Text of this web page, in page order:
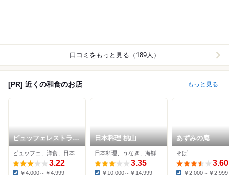
口コミをもっと見る（189人）
[PR] 近くの和食のお店 もっと見る
ビュッフェレストラン
嵯峨野
3.22
￥4,000～￥4,999
日本料理 桃山
日本料理、うなぎ、海鮮
3.35
￥10,000～￥14,999
あずみの庵
そば
3.60
￥2,000～￥2,999